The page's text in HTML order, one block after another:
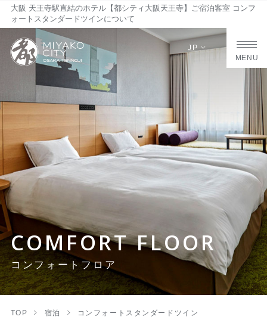
大阪 天王寺駅直結のホテル【都シティ大阪天王寺】ご宿泊客室 コンフ
ォートスタンダードツインについて
JP
MENU
COMFORT FLOOR
コンフォートフロア
TOP 宿泊 コンフォートスタンダードツイン